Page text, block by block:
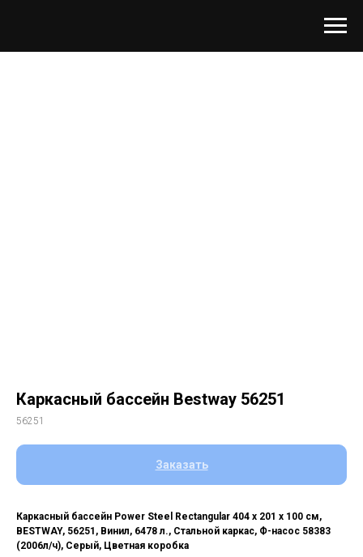
Каркасный бассейн Bestway 56251
56251
Заказать
Каркасный бассейн Power Steel Rectangular 404 х 201 х 100 см,
BESTWAY, 56251, Винил, 6478 л., Стальной каркас, Ф-насос 58383
(2006л/ч), Серый, Цветная коробка